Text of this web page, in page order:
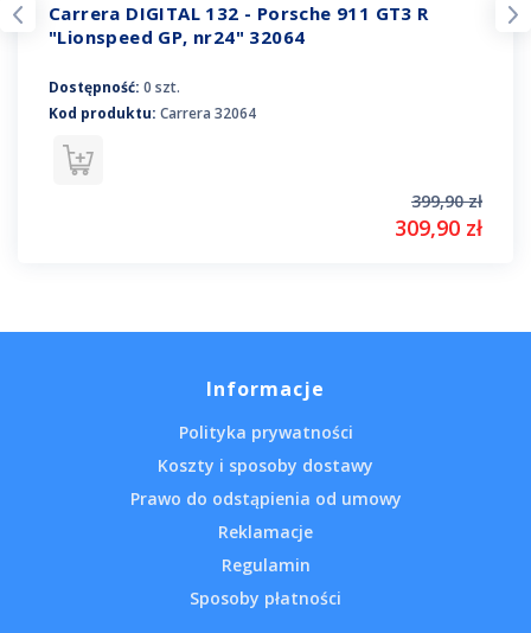
Carrera DIGITAL 132 - Porsche 911 GT3 R
"Lionspeed GP, nr24" 32064
Dostępność: 0 szt.
Kod produktu: Carrera 32064
399,90 zł
309,90 zł
Informacje
Polityka prywatności
Koszty i sposoby dostawy
Prawo do odstąpienia od umowy
Reklamacje
Regulamin
Sposoby płatności